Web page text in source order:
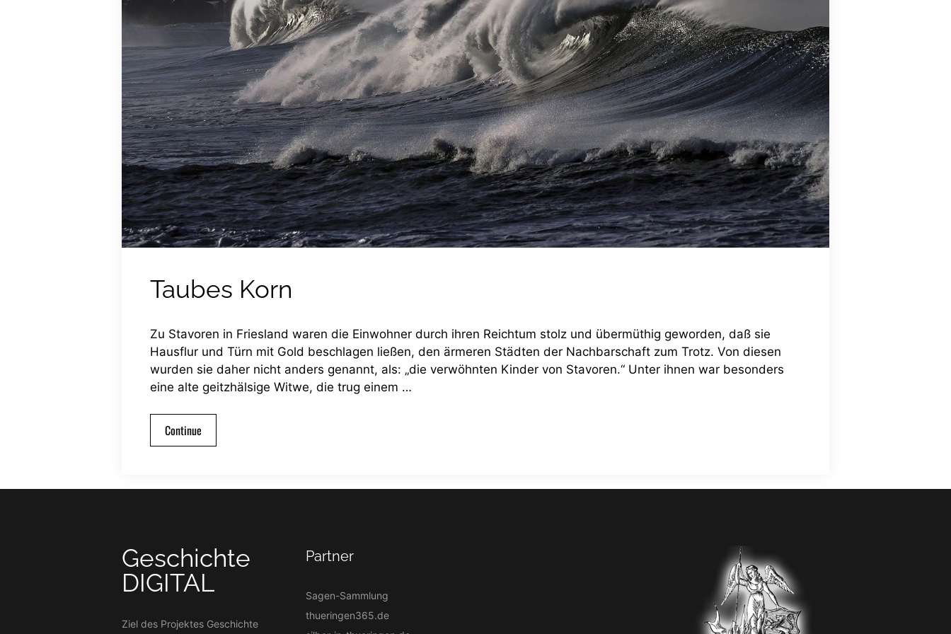
Taubes Korn
Zu Stavoren in Friesland waren die Einwohner durch ihren Reichtum stolz und übermüthig geworden, daß sie
Hausflur und Türn mit Gold beschlagen ließen, den ärmeren Städten der Nachbarschaft zum Trotz. Von diesen
wurden sie daher nicht anders genannt, als: „die verwöhnten Kinder von Stavoren.“ Unter ihnen war besonders
eine alte geitzhälsige Witwe, die trug einem …
Continue
Geschichte
DIGITAL
Ziel des Projektes Geschichte
Partner
Sagen-Sammlung
thueringen365.de